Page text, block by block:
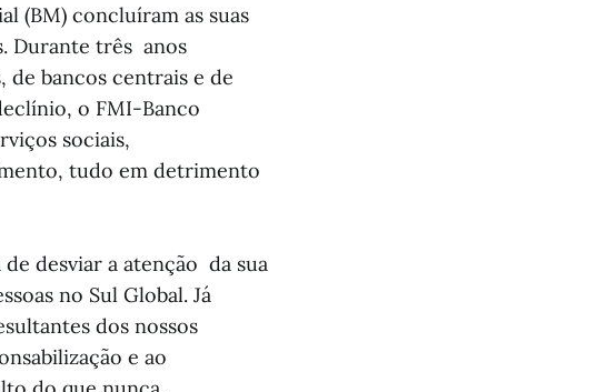
(BM) concluíram as suas
Durante três anos
bancos centrais e de
o FMI-Banco
sociais,
tudo em detrimento
desviar a atenção da sua
no Sul Global. Já
dos nossos
e ao